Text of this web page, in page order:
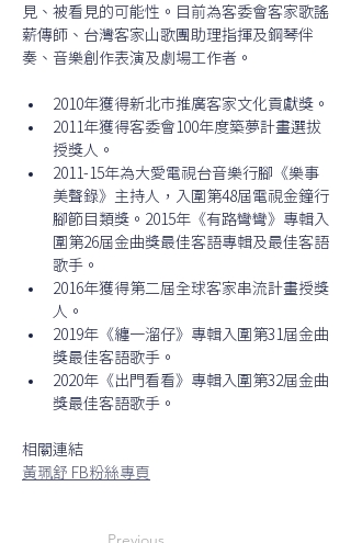
見、被看見的可能性。目前為客委會客家歌謠
薪傳師、台灣客家山歌團助理指揮及鋼琴伴
奏、音樂創作表演及劇場工作者。
2010年獲得新北市推廣客家文化貢獻獎。
2011年獲得客委會100年度築夢計畫選拔
授獎人。
2011-15年為大愛電視台音樂行腳《樂事
美聲錄》主持人，入圍第48屆電視金鐘行
腳節目類獎。2015年《有路彎彎》專輯入
圍第26屆金曲獎最佳客語專輯及最佳客語
歌手。
2016年獲得第二屆全球客家串流計畫授獎
人。
2019年《纏一溜仔》專輯入圍第31屆金曲
獎最佳客語歌手。
2020年《出門看看》專輯入圍第32屆金曲
獎最佳客語歌手。
相關連結
黃珮舒 FB粉絲專頁